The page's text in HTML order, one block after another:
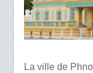
La ville de